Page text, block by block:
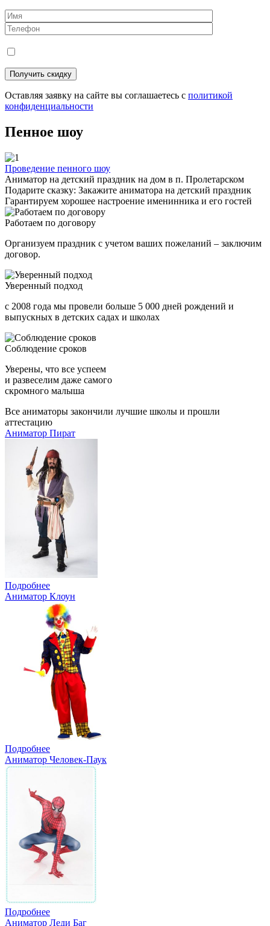
Оставляя заявку на сайте вы соглашаетесь с политикой
конфиденциальности
Пенное шоу
Проведение пенного шоу
Аниматор на детский праздник на дом в п. Пролетарском
Подарите сказку: Закажите аниматора на детский праздник
Гарантируем хорошее настроение именинника и его гостей
Работаем по договору
Организуем праздник с учетом ваших пожеланий – заключим
договор.
Уверенный подход
с 2008 года мы провели больше 5 000 дней рождений и
выпускных в детских садах и школах
Соблюдение сроков
Уверены, что все успеем
и развеселим даже самого
скромного малыша
Все аниматоры закончили лучшие школы и прошли
аттестацию
Аниматор Пират
Подробнее
Аниматор Клоун
Подробнее
Аниматор Человек-Паук
Подробнее
Аниматор Леди Баг